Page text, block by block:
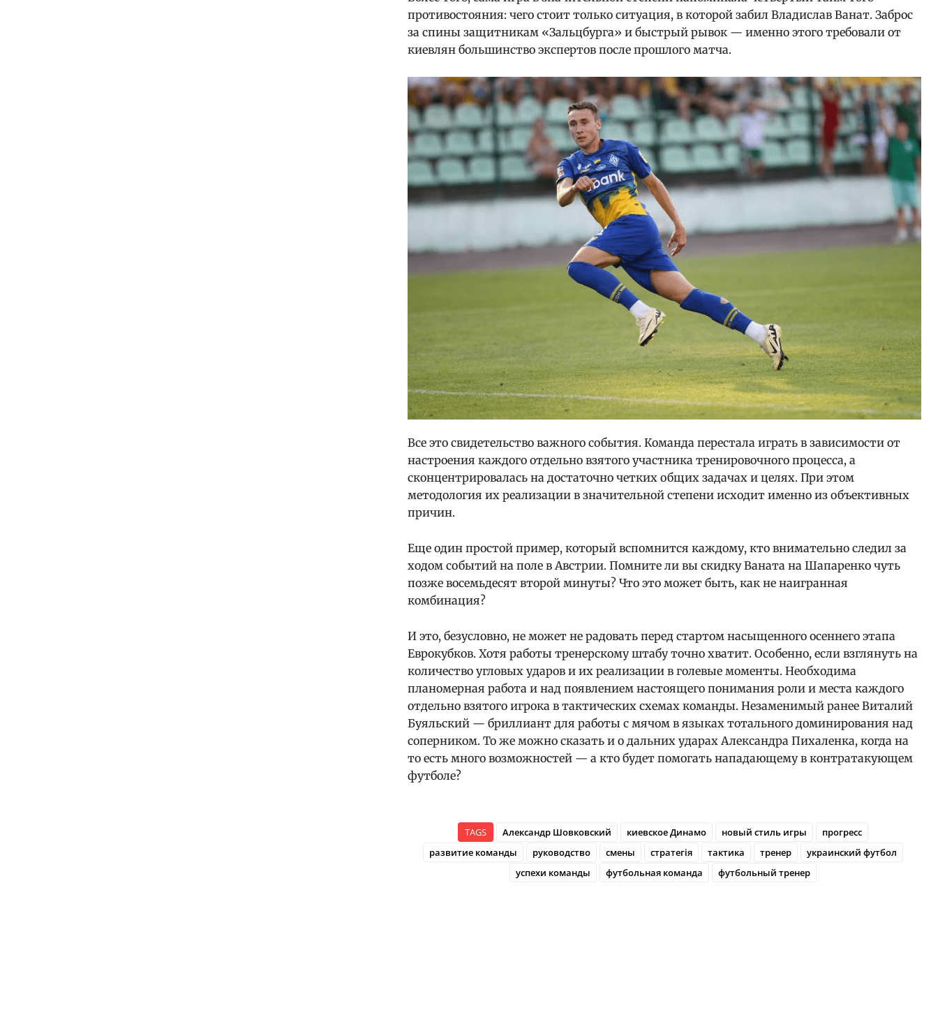
противостояния: чего стоит только ситуация, в которой забил Владислав Ванат. Заброс
за спины защитникам «Зальцбурга» и быстрый рывок — именно этого требовали от
киевлян большинство экспертов после прошлого матча.
Все это свидетельство важного события. Команда перестала играть в зависимости от
настроения каждого отдельно взятого участника тренировочного процесса, а
сконцентрировалась на достаточно четких общих задачах и целях. При этом
методология их реализации в значительной степени исходит именно из объективных
причин.
Еще один простой пример, который вспомнится каждому, кто внимательно следил за
ходом событий на поле в Австрии. Помните ли вы скидку Ваната на Шапаренко чуть
позже восемьдесят второй минуты? Что это может быть, как не наигранная
комбинация?
И это, безусловно, не может не радовать перед стартом насыщенного осеннего этапа
Еврокубков. Хотя работы тренерскому штабу точно хватит. Особенно, если взглянуть на
количество угловых ударов и их реализации в голевые моменты. Необходима
планомерная работа и над появлением настоящего понимания роли и места каждого
отдельно взятого игрока в тактических схемах команды. Незаменимый ранее Виталий
Буяльский — бриллиант для работы с мячом в языках тотального доминирования над
соперником. То же можно сказать и о дальних ударах Александра Пихаленка, когда на
то есть много возможностей — а кто будет помогать нападающему в контратакующем
футболе?
TAGS Александр Шовковский киевское Динамо новый стиль игры
прогресс
развитие команды
руководство смены стратегія тактика тренер
украинский футбол
успехи команды
футбольная команда футбольный тренер